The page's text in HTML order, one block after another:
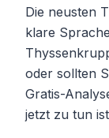
Die neusten
klare
oder sollten
Gratis-
jetzt zu tun